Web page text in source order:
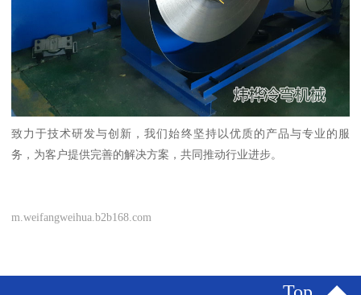
致力于技术研发与创新，我们始终坚持以优质的产品与专业的服
务，为客户提供完善的解决方案，共同推动行业进步。
m.weifangweihua.b2b168.com